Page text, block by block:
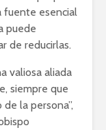
fuente esencial
puede
de reducirlas.
valiosa aliada
siempre que
la persona”,